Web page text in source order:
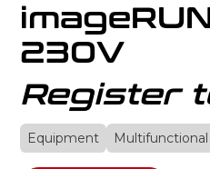
230V
Register
Equipment Multifunctional